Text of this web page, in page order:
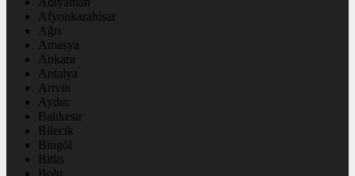
Afyonkarahisar
Ağrı
Amasya
Ankara
Antalya
Artvin
Aydın
Balıkesir
Bilecik
Bingöl
Bitlis
Bolu